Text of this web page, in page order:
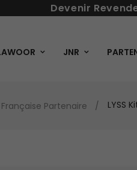
Devenir
JNR
Partenaire LYSS